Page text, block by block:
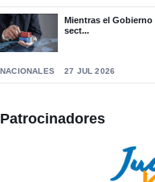
Mientras el
sect...
NACIONALES 27 JUL 2026
Patrocinadores